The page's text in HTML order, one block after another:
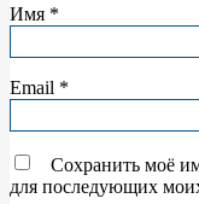
Имя *
Email *
Сохранить моё
для последующих